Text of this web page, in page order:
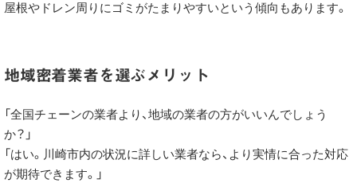
屋根やドレン周りにゴミがたまりやすいという傾向もあります。
地域密着業者を選ぶメリット
「全国チェーンの業者より、地域の業者の方がいいんでしょう
か？」
「はい。川崎市内の状況に詳しい業者なら、より実情に合った対応
が期待できます。」